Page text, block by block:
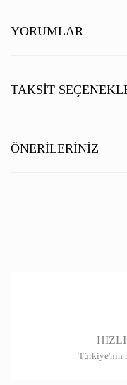
YORUMLAR
Bu
TAKSIT
ÖNERILERINIZ
yetersiz gördüğünüz
Ürün fiyatı diğer sitelerden
Türkiye'nin